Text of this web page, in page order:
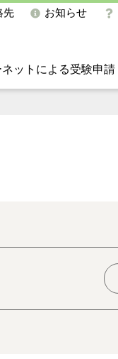
先 お知らせ
ットによる受験申請